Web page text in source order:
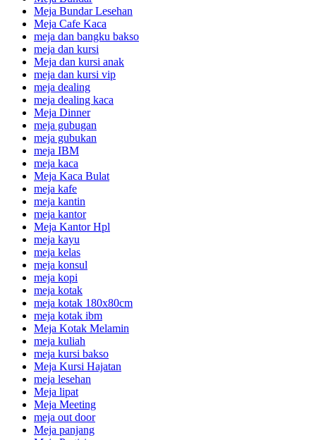
Meja Bundar Lesehan
Meja Cafe Kaca
meja dan bangku bakso
meja dan kursi
Meja dan kursi anak
meja dan kursi vip
meja dealing
meja dealing kaca
Meja Dinner
meja gubugan
meja gubukan
meja IBM
meja kaca
Meja Kaca Bulat
meja kafe
meja kantin
meja kantor
Meja Kantor Hpl
meja kayu
meja kelas
meja konsul
meja kopi
meja kotak
meja kotak 180x80cm
meja kotak ibm
Meja Kotak Melamin
meja kuliah
meja kursi bakso
Meja Kursi Hajatan
meja lesehan
Meja lipat
Meja Meeting
meja out door
Meja panjang